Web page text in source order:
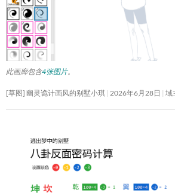
此画廊包含4张图片。
[草图] 幽灵诡计画风的别墅小琪 2026年6月28日 域